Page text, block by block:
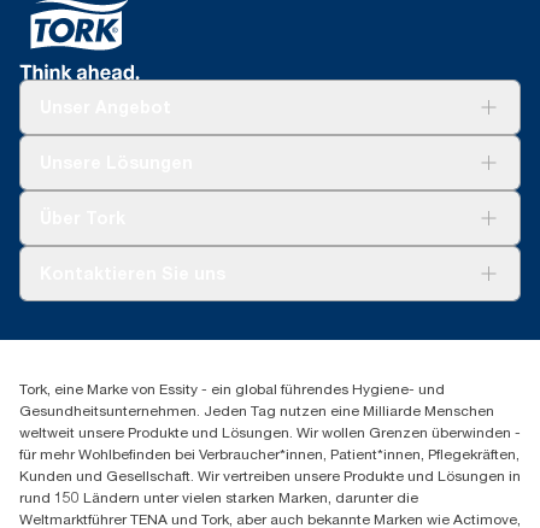
Spenderreklamation
+41 (0)848/810152
Essity Switzerland AG
Parkstraße 1b
6214 Schenkon
Mo-Do 8:00-16:30 | Fr 8:00-15:00
GLN: 7609999000928
Tork, eine Marke von Essity - ein global führendes Hygiene- und
Gesundheitsunternehmen. Jeden Tag nutzen eine Milliarde Menschen
weltweit unsere Produkte und Lösungen. Wir wollen Grenzen überwinden -
für mehr Wohlbefinden bei Verbraucher*innen, Patient*innen, Pflegekräften,
Kunden und Gesellschaft. Wir vertreiben unsere Produkte und Lösungen in
rund 150 Ländern unter vielen starken Marken, darunter die
Weltmarktführer TENA und Tork, aber auch bekannte Marken wie Actimove,